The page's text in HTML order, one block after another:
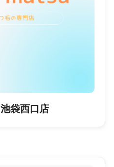
袋西口店